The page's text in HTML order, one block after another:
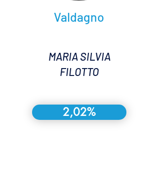
Valdagno
MARIA SILVIA
FILOTTO
2,02%